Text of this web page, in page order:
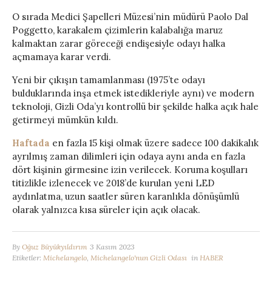
O sırada Medici Şapelleri Müzesi’nin müdürü Paolo Dal
Poggetto, karakalem çizimlerin kalabalığa maruz
kalmaktan zarar göreceği endişesiyle odayı halka
açmamaya karar verdi.
Yeni bir çıkışın tamamlanması (1975’te odayı
bulduklarında inşa etmek istedikleriyle aynı) ve modern
teknoloji, Gizli Oda’yı kontrollü bir şekilde halka açık hale
getirmeyi mümkün kıldı.
Haftada en fazla 15 kişi olmak üzere sadece 100 dakikalık
ayrılmış zaman dilimleri için odaya aynı anda en fazla
dört kişinin girmesine izin verilecek. Koruma koşulları
titizlikle izlenecek ve 2018’de kurulan yeni LED
aydınlatma, uzun saatler süren karanlıkla dönüşümlü
olarak yalnızca kısa süreler için açık olacak.
By Oğuz Büyükyıldırım 3 Kasım 2023
Etiketler: Michelangelo, Michelangelo'nun Gizli Odası in HABER